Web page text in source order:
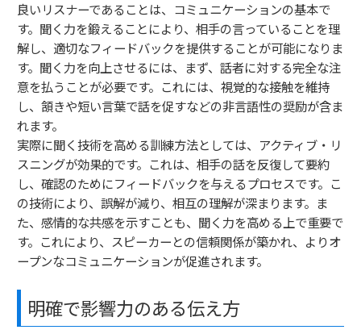
良いリスナーであることは、コミュニケーションの基本で
す。聞く力を鍛えることにより、相手の言っていることを理
解し、適切なフィードバックを提供することが可能になりま
す。聞く力を向上させるには、まず、話者に対する完全な注
意を払うことが必要です。これには、視覚的な接触を維持
し、頷きや短い言葉で話を促すなどの非言語性の奨励が含ま
れます。
実際に聞く技術を高める訓練方法としては、アクティブ・リ
スニングが効果的です。これは、相手の話を反復して要約
し、確認のためにフィードバックを与えるプロセスです。こ
の技術により、誤解が減り、相互の理解が深まります。ま
た、感情的な共感を示すことも、聞く力を高める上で重要で
す。これにより、スピーカーとの信頼関係が築かれ、よりオ
ープンなコミュニケーションが促進されます。
明確で影響力のある伝え方